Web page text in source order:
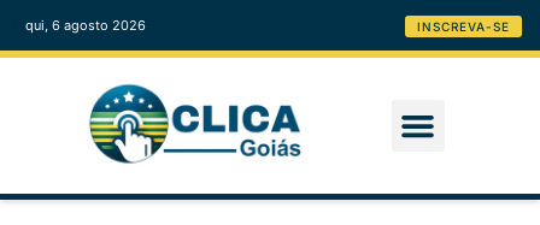
qui, 6 agosto 2026 INSCREVA-SE